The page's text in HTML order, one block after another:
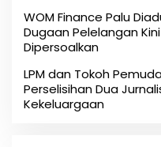
‎WOM Finance Palu
Dugaan Pelelangan
Dipersoalkan ‎
LPM dan Tokoh
Perselisihan Dua
Kekeluargaan